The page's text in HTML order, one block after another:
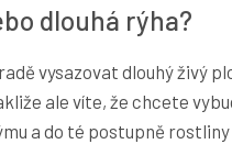
dlouhá rýha?
vysazovat dlouhý živý
ale víte, že chcete
a do té postupně rostliny